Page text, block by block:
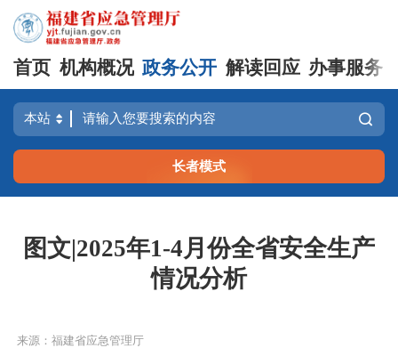
首页 机构概况 政务公开 解读回应 办事服务
长者模式
图文|2025年1-4月份全省安全生产
情况分析
来源：福建省应急管理厅